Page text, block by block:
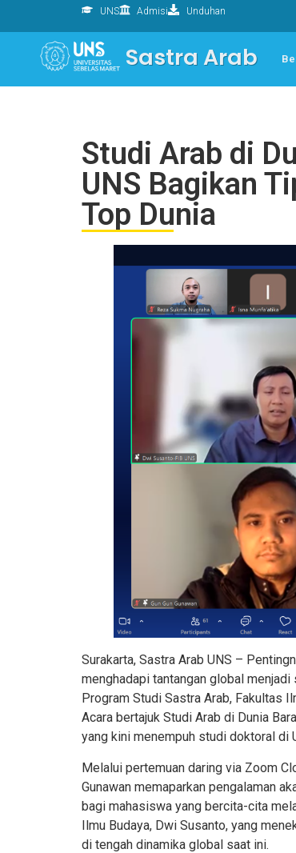
UNS Admisi Unduhan
Sastra Arab
Studi Arab di
UNS Bagikan
Top Dunia
Surakarta, Sastra Arab UNS –
menghadapi tantangan global
Program Studi Sastra Arab, Fakultas
Acara bertajuk Studi Arab di Dunia
yang kini menempuh studi doktoral di
Melalui pertemuan daring via Zoom
Gunawan memaparkan pengalaman
bagi mahasiswa yang bercita-cita
Ilmu Budaya, Dwi Susanto, yang
di tengah dinamika global saat ini.